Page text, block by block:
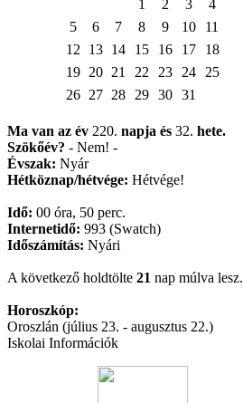
1
2 3
4
5
6 7 8 9 10
11
12
13 14 15 16 17
18
19 20 21 22 23 24
25
26 27 28 29 30 31
Ma van az év 220. napja és 32. hete.
Szökőév? - Nem! -
Évszak: Nyár
Hétköznap/hétvége: Hétvége!
Idő: 00 óra, 50 perc.
Internetidő: 993 (Swatch)
Időszámítás: Nyári
A következő holdtölte 21 nap múlva lesz.
Horoszkóp:
Oroszlán (július 23. - augusztus 22.)
Iskolai Információk